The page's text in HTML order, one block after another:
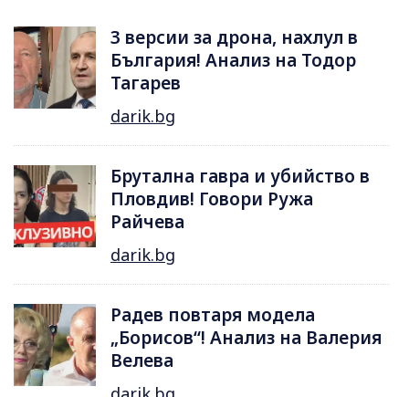
3 версии за дрона, нахлул в
България! Анализ на Тодор
Тагарев
darik.bg
Брутална гавра и убийство в
Пловдив! Говори Ружа
Райчева
darik.bg
Радев повтаря модела
„Борисов“! Анализ на Валерия
Велева